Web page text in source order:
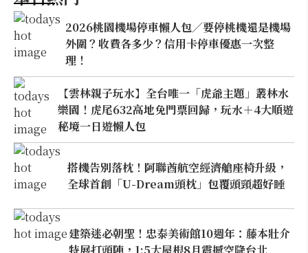
2026桃園機場停車懶人包／要停桃機還是機場
外圍？收費各多少？信用卡停車優惠一次整
理！
【雲林親子玩水】全台唯一「虎爺主題」叢林水
樂園！虎尾632高地免門票回歸，玩水＋4大順遊
秘境一日遊懶人包
搭機告別落枕！阿聯酋航空經濟艙座椅升級，
全球首創「U-Dream頭枕」包覆頭頸超好睡
建築迷必朝聖！忠泰美術館10週年：藤本壯介
特展打頭陣，1:5大屋根8月震撼空降台北